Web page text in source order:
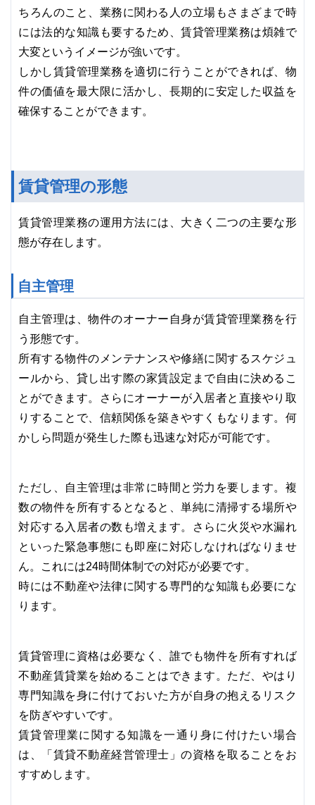
ちろんのこと、業務に関わる人の立場もさまざまで時
には法的な知識も要するため、賃貸管理業務は煩雑で
大変というイメージが強いです。
しかし賃貸管理業務を適切に行うことができれば、物
件の価値を最大限に活かし、長期的に安定した収益を
確保することができます。
賃貸管理の形態
賃貸管理業務の運用方法には、大きく二つの主要な形
態が存在します。
自主管理
自主管理は、物件のオーナー自身が賃貸管理業務を行
う形態です。
所有する物件のメンテナンスや修繕に関するスケジュ
ールから、貸し出す際の家賃設定まで自由に決めるこ
とができます。さらにオーナーが入居者と直接やり取
りすることで、信頼関係を築きやすくもなります。何
かしら問題が発生した際も迅速な対応が可能です。
ただし、自主管理は非常に時間と労力を要します。複
数の物件を所有するとなると、単純に清掃する場所や
対応する入居者の数も増えます。さらに火災や水漏れ
といった緊急事態にも即座に対応しなければなりませ
ん。これには24時間体制での対応が必要です。
時には不動産や法律に関する専門的な知識も必要にな
ります。
賃貸管理に資格は必要なく、誰でも物件を所有すれば
不動産賃貸業を始めることはできます。ただ、やはり
専門知識を身に付けておいた方が自身の抱えるリスク
を防ぎやすいです。
賃貸管理業に関する知識を一通り身に付けたい場合
は、「賃貸不動産経営管理士」の資格を取ることをお
すすめします。